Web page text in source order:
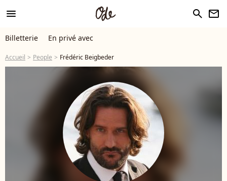
menu search newsletter
Billetterie En privé avec
Accueil People Frédéric Beigbeder